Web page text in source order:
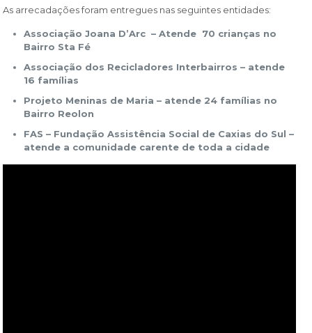
As arrecadações foram entregues nas seguintes entidades:
Associação Joana D’Arc – Atende 70 crianças no
Bairro Sta Fé
Associação dos Recicladores Interbairros – atende
16 famílias
Projeto Meninas de Maria – atende 24 famílias no
Bairro Reolon
FAS – Fundação Assistência Social de Caxias do Sul –
atende a comunidade carente de toda a cidade